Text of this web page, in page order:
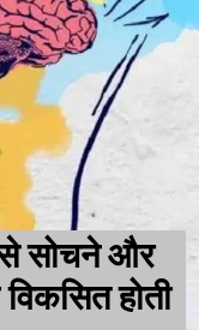
से सोचने और
होती